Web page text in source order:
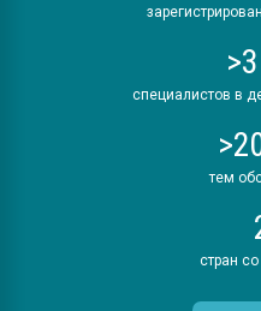
специалистов в
тем
стран